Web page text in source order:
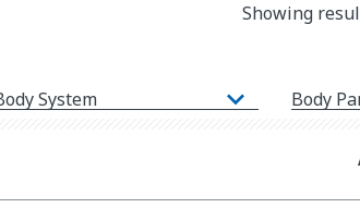
Showing
System Body